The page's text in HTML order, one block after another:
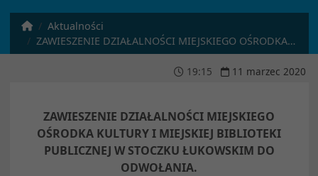
Aktualności
ZAWIESZENIE DZIAŁALNOŚCI MIEJSKIEGO OŚRODKA KULTURY I MIEJSKIEJ BIBLIOTEKI PUBLICZNEJ W STOCZKU ŁUKOWSKIM DO ODWOŁANIA
19:15 11 marzec 2020
ZAWIESZENIE DZIAŁALNOŚCI MIEJSKIEGO
OŚRODKA KULTURY I MIEJSKIEJ BIBLIOTEKI
PUBLICZNEJ W STOCZKU ŁUKOWSKIM DO
ODWOŁANIA.